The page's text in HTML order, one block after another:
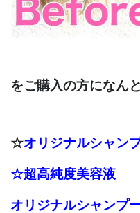
をご購入の方になんと
☆オリジナルシャン
☆超高純度美容液
オリジナルシャンプ